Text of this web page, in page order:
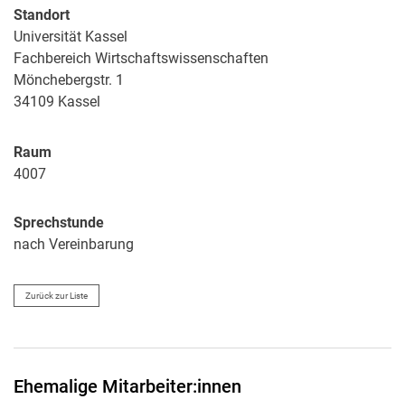
Standort
Universität Kassel
Fachbereich Wirtschaftswissenschaften
Mönchebergstr. 1
34109 Kassel
Raum
4007
Sprechstunde
nach Vereinbarung
Zurück zur Liste
Ehemalige Mitarbeiter:innen